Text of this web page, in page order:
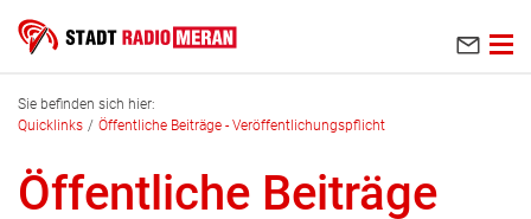
Zum Hauptinhalt springen
Sie befinden sich hier:
Quicklinks
Öffentliche Beiträge - Veröffentlichungspflicht
Öffentliche Beiträge